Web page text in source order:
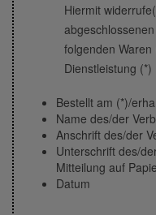
Hiermit
folgenden
Dienstleistung (*)
Bestellt am (*)/
Name des/der
Anschrift des/der
Unterschrift des/
Mitteilung auf
Datum